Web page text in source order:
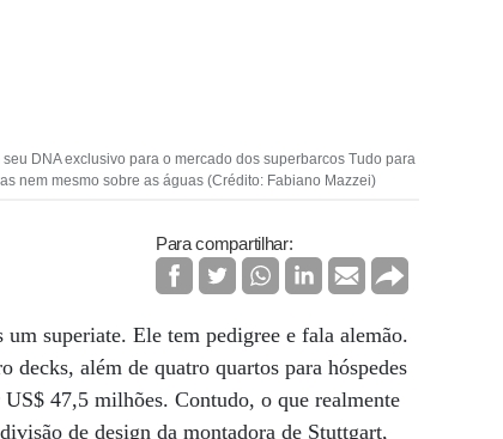
DNA exclusivo para o mercado dos superbarcos Tudo para
nem mesmo sobre as águas (Crédito: Fabiano Mazzei)
Para compartilhar:
um superiate. Ele tem pedigree e fala alemão.
decks, além de quatro quartos para hóspedes
47,5 milhões. Contudo, o que realmente
de design da montadora de Stuttgart,